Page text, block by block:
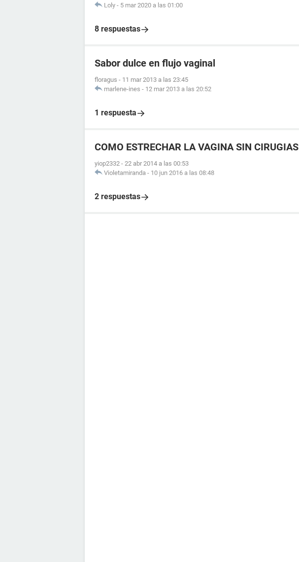
Loly - 5 mar 2020 a las 01:00
8 respuestas
Sabor dulce en flujo vaginal
floragus - 11 mar 2013 a las 23:45
marlene-ines - 12 mar 2013 a las 20:52
1 respuesta
COMO ESTRECHAR LA VAGINA SIN CIRUGIAS
yiop2332 - 22 abr 2014 a las 00:53
Violetamiranda - 10 jun 2016 a las 08:48
2 respuestas